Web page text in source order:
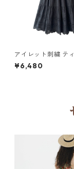
アイレット刺繍 テ
ングスカート6col H
¥6,480